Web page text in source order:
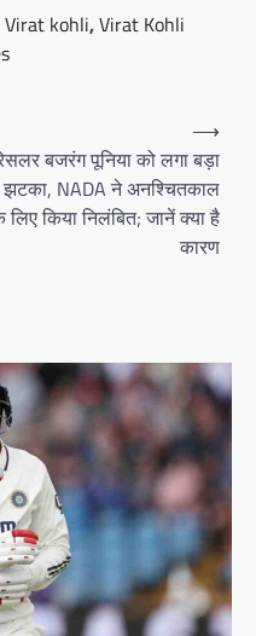
Virat kohli,Virat Kohli
बजरंग पूनिया को लगा बड़ा
झटका, NADA ने अनश्चितकाल
लिए किया निलंबित; जानें क्या है
कारण
⟶